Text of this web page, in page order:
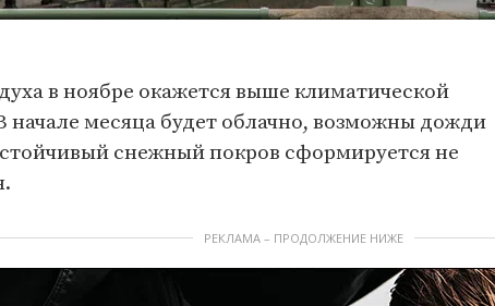
в ноябре окажется выше климатической
начале месяца будет облачно, возможны дожди
снежный покров сформируется не
РЕКЛАМА – ПРОДОЛЖЕНИЕ НИЖЕ